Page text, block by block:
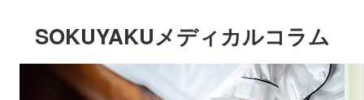
SOKUYAKUメディカルコラム